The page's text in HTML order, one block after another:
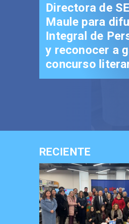
Directora de
Maule para
Integral de
y reconocer a
concurso
RECIENTE